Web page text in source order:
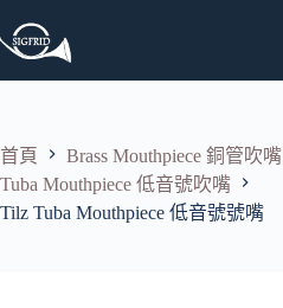
至
容
首頁
Brass Mouthpiece 銅管吹嘴
Tuba Mouthpiece 低音號吹嘴
Tilz Tuba Mouthpiece 低音號號嘴